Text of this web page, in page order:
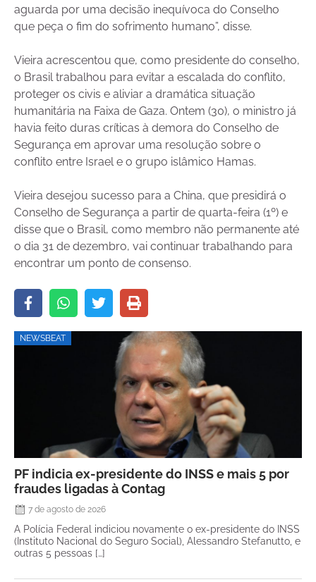
aguarda por uma decisão inequívoca do Conselho
que peça o fim do sofrimento humano”, disse.
Vieira acrescentou que, como presidente do conselho,
o Brasil trabalhou para evitar a escalada do conflito,
proteger os civis e aliviar a dramática situação
humanitária na Faixa de Gaza. Ontem (30), o ministro já
havia feito duras críticas à demora do Conselho de
Segurança em aprovar uma resolução sobre o
conflito entre Israel e o grupo islâmico Hamas.
Vieira desejou sucesso para a China, que presidirá o
Conselho de Segurança a partir de quarta-feira (1º) e
disse que o Brasil, como membro não permanente até
o dia 31 de dezembro, vai continuar trabalhando para
encontrar um ponto de consenso.
NEWSBEAT
PF indicia ex-presidente do INSS e mais 5 por
fraudes ligadas à Contag
7 de agosto de 2026
A Polícia Federal indiciou novamente o ex-presidente do INSS
(Instituto Nacional do Seguro Social), Alessandro Stefanutto, e
outras 5 pessoas […]